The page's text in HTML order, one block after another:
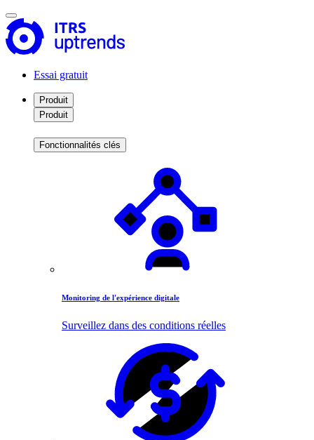
Essai gratuit
Produit
Produit
Fonctionnalités clés
Monitoring de l'expérience digitale
Surveillez dans des conditions réelles